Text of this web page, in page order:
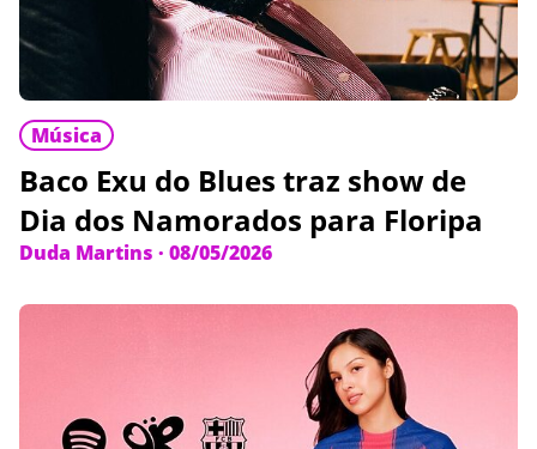
Música
Baco Exu do Blues traz show de
Dia dos Namorados para Floripa
Duda Martins · 08/05/2026